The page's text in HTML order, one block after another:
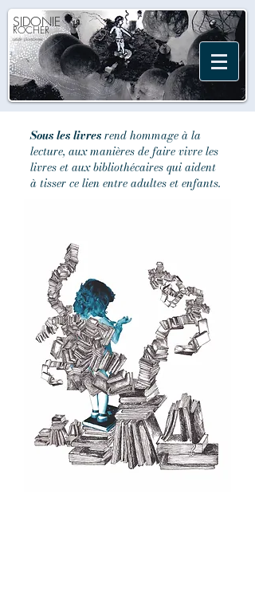
artiste plasticienne
SIDONIE
ROCHER
Sous les livresrend hommage à la
lecture, aux manières de faire vivre les
livres et aux bibliothécaires qui aident
à tisser ce lien entre adultes et enfants.